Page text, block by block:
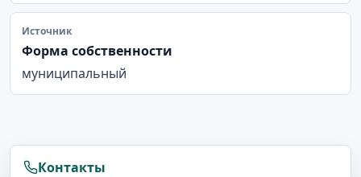
Источник
Форма собственности
муниципальный
Контакты